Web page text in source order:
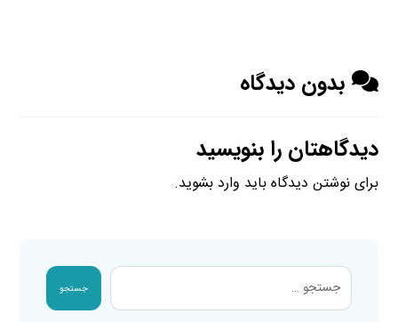
بدون دیدگاه
دیدگاهتان را بنویسید
برای نوشتن دیدگاه باید وارد بشوید.
جستجو